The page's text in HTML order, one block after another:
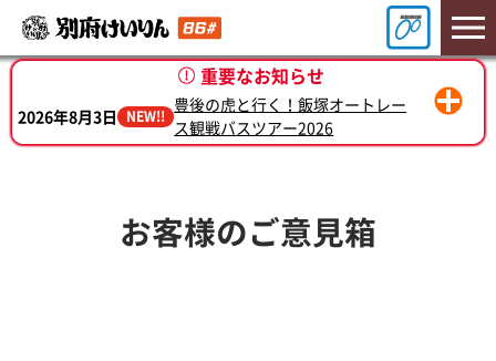
重要なお知らせ
2026年8月3日 NEW!!
豊後の虎と行く！飯塚オートレー
ス観戦バスツアー2026
お客様のご意見箱